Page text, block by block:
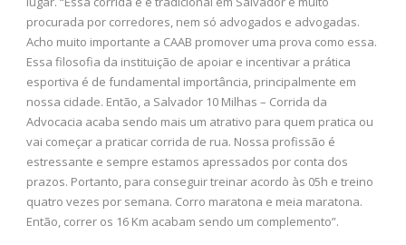
procurada por corredores, nem só advogados e advogadas.
Acho muito importante a CAAB promover uma prova como essa.
Essa filosofia da instituição de apoiar e incentivar a prática
esportiva é de fundamental importância, principalmente em
nossa cidade. Então, a Salvador 10 Milhas – Corrida da
Advocacia acaba sendo mais um atrativo para quem pratica ou
vai começar a praticar corrida de rua. Nossa profissão é
estressante e sempre estamos apressados por conta dos
prazos. Portanto, para conseguir treinar acordo às 05h e treino
quatro vezes por semana. Corro maratona e meia maratona.
Então, correr os 16 Km acabam sendo um complemento”.